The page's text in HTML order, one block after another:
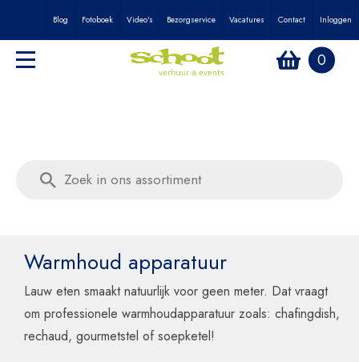
Blog Fotoboek Video's Bezorgservice Vacatures Contact Inloggen
0
Warmhoud apparatuur
Lauw eten smaakt natuurlijk voor geen meter. Dat vraagt
om professionele warmhoudapparatuur zoals: chafingdish,
rechaud, gourmetstel of soepketel!